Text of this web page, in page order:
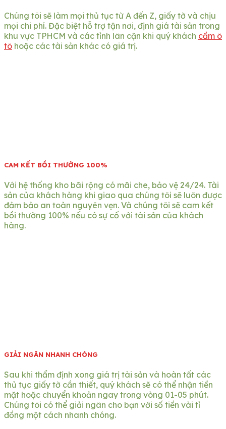
Chúng tôi sẽ làm mọi thủ tục từ A đến Z, giấy tờ và chịu
mọi chi phí. Đặc biệt hỗ trợ tận nơi, định giá tài sản trong
khu vực TPHCM và các tỉnh lân cận khi quý khách cầm ô
tô hoặc các tài sản khác có giá trị.
CAM KẾT BỒI THƯỜNG 100%
Với hệ thống kho bãi rộng có mãi che, bảo vệ 24/24. Tài
sản của khách hàng khi giao qua chúng tôi sẽ luôn được
đảm bảo an toàn nguyên vẹn. Và chúng tôi sẽ cam kết
bồi thường 100% nếu có sự cố với tài sản của khách
hàng.
GIẢI NGÂN NHANH CHÓNG
Sau khi thẩm định xong giá trị tài sản và hoàn tất các
thủ tục giấy tờ cần thiết, quý khách sẽ có thể nhận tiền
mặt hoặc chuyển khoản ngay trong vòng 01-05 phút.
Chúng tôi có thể giải ngân cho bạn với số tiền vài tỉ
đồng một cách nhanh chóng.